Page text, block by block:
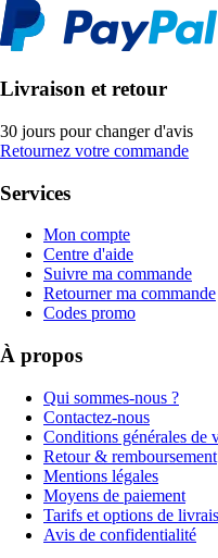
Livraison et retour
30 jours pour changer d'avis
Retournez votre commande
Services
Mon compte
Centre d'aide
Suivre ma commande
Retourner ma commande
Codes promo
À propos
Qui sommes-nous ?
Contactez-nous
Conditions générales de
Retour & remboursement
Mentions légales
Moyens de paiement
Tarifs et options de
Avis de confidentialité